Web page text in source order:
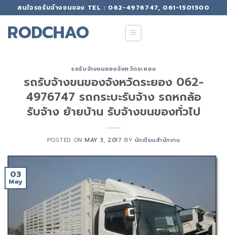
to
content
สนใจรถรับจ้างขนของ TEL : 062-4976747, 061-1501500
RODCHAO
รถรับจ้างขนของจังหวัดระยอง
รถรับจ้างขนของจังหวัดระยอง 062-
4976747 รถกระบะรับจ้าง รถหกล้อ
รับจ้าง ย้ายบ้าน รับจ้างขนของทั่วไป
POSTED ONMAY 3, 2017 BY นักเขียนสำนักงาน
03
May